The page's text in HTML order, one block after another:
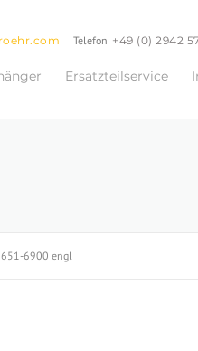
Telefon +49 (0) 2942
Ersatzteilservice
651-6900 engl